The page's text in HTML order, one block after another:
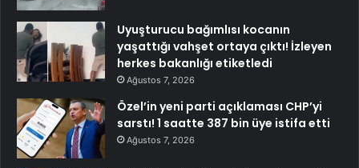
Uyuşturucu bağımlısı kocanın
yaşattığı vahşet ortaya çıktı! İzleyen
herkes bakanlığı etiketledi
Ağustos 7, 2026
Özel’in yeni parti açıklaması CHP’yi
sarstı! 1 saatte 387 bin üye istifa etti
Ağustos 7, 2026